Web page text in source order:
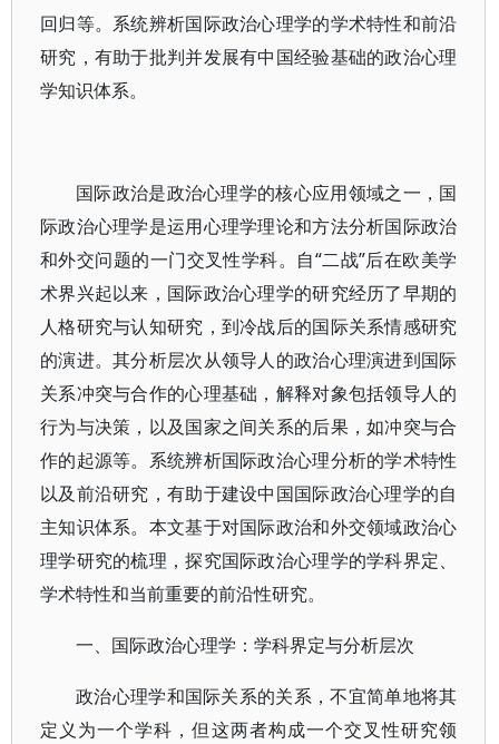
回归等。系统辨析国际政治心理学的学术特性和前沿
研究，有助于批判并发展有中国经验基础的政治心理
学知识体系。
国际政治是政治心理学的核心应用领域之一，国
际政治心理学是运用心理学理论和方法分析国际政治
和外交问题的一门交叉性学科。自“二战”后在欧美学
术界兴起以来，国际政治心理学的研究经历了早期的
人格研究与认知研究，到冷战后的国际关系情感研究
的演进。其分析层次从领导人的政治心理演进到国际
关系冲突与合作的心理基础，解释对象包括领导人的
行为与决策，以及国家之间关系的后果，如冲突与合
作的起源等。系统辨析国际政治心理分析的学术特性
以及前沿研究，有助于建设中国国际政治心理学的自
主知识体系。本文基于对国际政治和外交领域政治心
理学研究的梳理，探究国际政治心理学的学科界定、
学术特性和当前重要的前沿性研究。
一、国际政治心理学：学科界定与分析层次
政治心理学和国际关系的关系，不宜简单地将其
定义为一个学科，但这两者构成一个交叉性研究领